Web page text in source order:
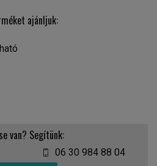
ajánljuk:
van? Segítünk:
06 30 984 88 04